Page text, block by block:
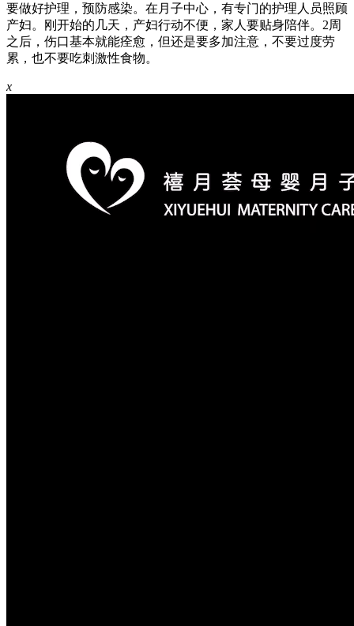
要做好护理，预防感染。在月子中心，有专门的护理人员照顾
产妇。刚开始的几天，产妇行动不便，家人要贴身陪伴。2周
之后，伤口基本就能痊愈，但还是要多加注意，不要过度劳
累，也不要吃刺激性食物。
x